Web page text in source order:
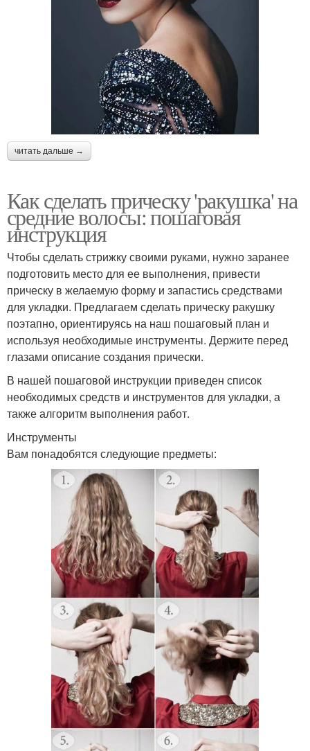
читать дальше →
Как сделать прическу 'ракушка' на
средние волосы: пошаговая
инструкция
Чтобы сделать стрижку своими руками, нужно заранее
подготовить место для ее выполнения, привести
прическу в желаемую форму и запастись средствами
для укладки. Предлагаем сделать прическу ракушку
поэтапно, ориентируясь на наш пошаговый план и
используя необходимые инструменты. Держите перед
глазами описание создания прически.
В нашей пошаговой инструкции приведен список
необходимых средств и инструментов для укладки, а
также алгоритм выполнения работ.
Инструменты
Вам понадобятся следующие предметы: